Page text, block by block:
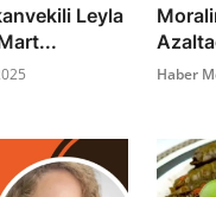
Leyla
Haber